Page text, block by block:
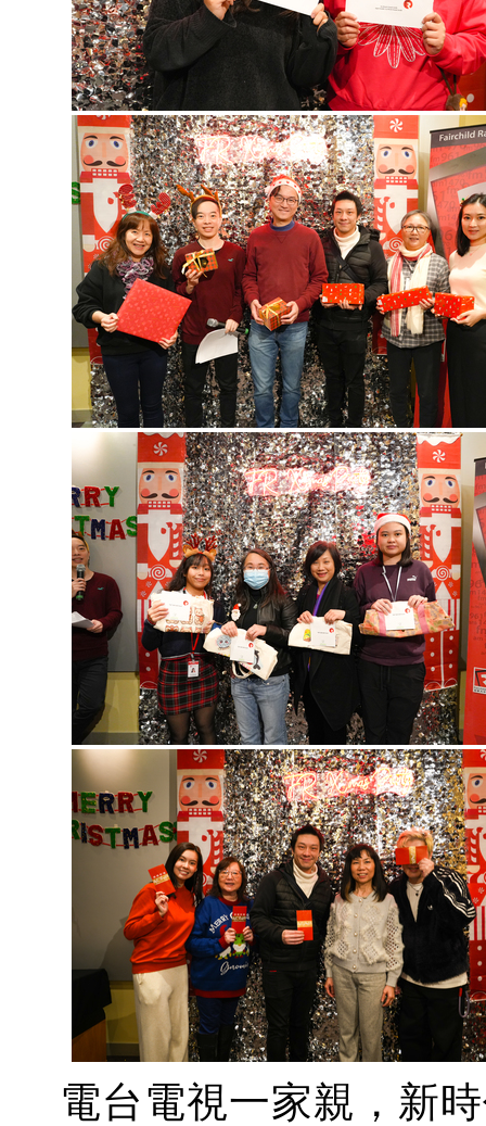
電台電視一家親，新